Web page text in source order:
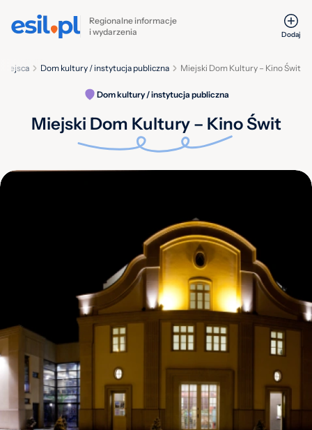
Regionalne informacje
i wydarzenia
Dodaj
Miejski Dom Kultury – Kino Świt
Dom kultury / instytucja publiczna
Miejsca
Dom kultury / instytucja publiczna
Miejski Dom Kultury – Kino Świt